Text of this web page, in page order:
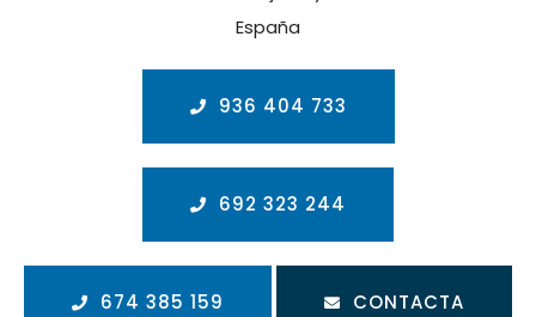
España
936 404 733
692 323 244
674 385 159 CONTACTA